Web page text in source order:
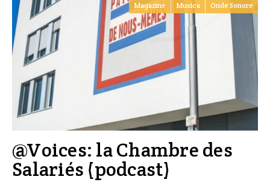
Magazine Musica Onde Sonore
@Voices: la Chambre des
Salariés (podcast)